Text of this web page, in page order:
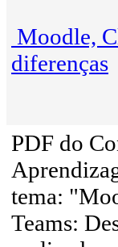
Moodle,
diferenças
PDF do
tema:
Teams: